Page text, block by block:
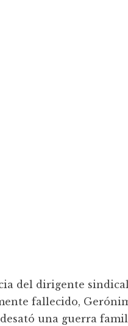
del dirigente
fallecido,
desató una guerra